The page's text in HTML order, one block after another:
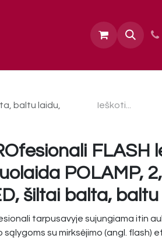
Kontaktai
baltu laidu,
FLASH
POLAMP,
šiltai balta,
tarpusavyje sujungiama itin
sąlygoms su mirksėjimo (angl. flash)